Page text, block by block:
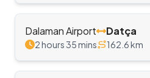
Dalaman Airport Datça
2 hours 35 mins 162.6km